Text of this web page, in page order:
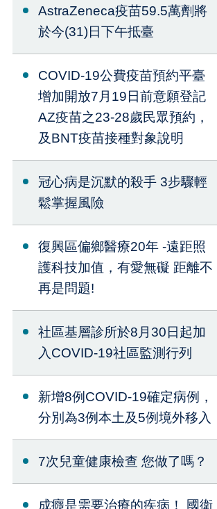
AstraZeneca疫苗59.5萬劑將
於今(31)日下午抵臺
COVID-19公費疫苗預約平臺
增加開放7月19日前意願登記
AZ疫苗之23-28歲民眾預約，
及BNT疫苗接種對象說明
冠心病是沉默的殺手 3步驟輕
鬆掌握風險
復興區偏鄉醫療20年 -遠距照
護科技加值，有愛無礙 距離不
再是問題!
社區基層診所於8月30日起加
入COVID-19社區監測行列
新增8例COVID-19確定病例，
分別為3例本土及5例境外移入
7次兒童健康檢查 您做了嗎？
成癮是需要治療的疾病！ 國衛